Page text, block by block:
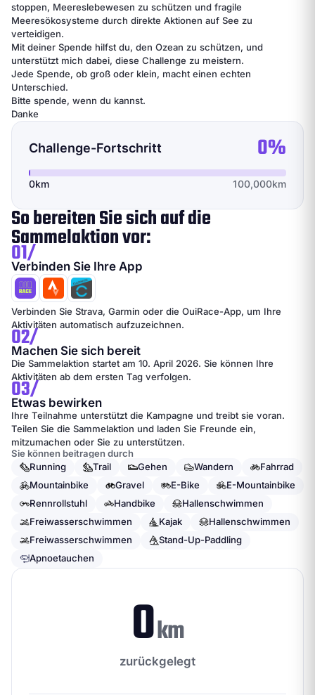
stoppen, Meereslebewesen zu schützen und fragile
Meeresökosysteme durch direkte Aktionen auf See zu
verteidigen.
Mit deiner Spende hilfst du, den Ozean zu schützen, und
unterstützt mich dabei, diese Challenge zu meistern.
Jede Spende, ob groß oder klein, macht einen echten
Unterschied.
Bitte spende, wenn du kannst.
Danke
Challenge-Fortschritt 0%
0km 100,000km
So bereiten Sie sich auf die
Sammelaktion vor:
01/
Verbinden Sie Ihre App
Verbinden Sie Strava, Garmin oder die OuiRace-App, um Ihre
Aktivitäten automatisch aufzuzeichnen.
02/
Machen Sie sich bereit
Die Sammelaktion startet am 10. April 2026. Sie können Ihre
Aktivitäten ab dem ersten Tag verfolgen.
03/
Etwas bewirken
Ihre Teilnahme unterstützt die Kampagne und treibt sie voran.
Teilen Sie die Sammelaktion und laden Sie Freunde ein,
mitzumachen oder Sie zu unterstützen.
Sie können beitragen durch
Running
Trail Gehen Wandern
Fahrrad
Mountainbike
Gravel E-Bike
E-Mountainbike
Rennrollstuhl
Handbike
Hallenschwimmen
Freiwasserschwimmen
Kajak
Hallenschwimmen
Freiwasserschwimmen
Stand-Up-Paddling
Apnoetauchen
0km
zurückgelegt